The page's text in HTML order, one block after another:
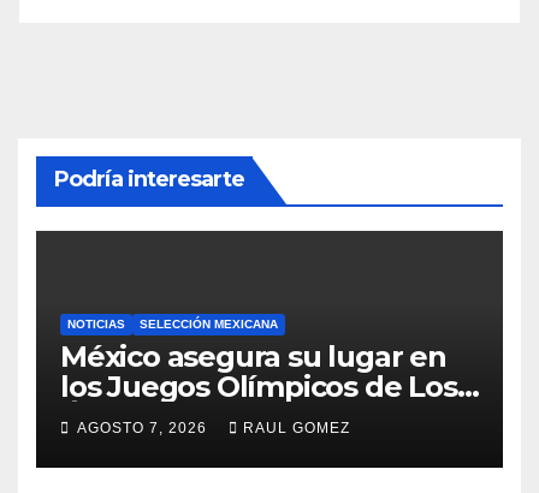
Podría interesarte
NOTICIAS SELECCIÓN MEXICANA
México asegura su lugar en
los Juegos Olímpicos de Los
Ángeles 2028
AGOSTO 7, 2026 RAUL GOMEZ